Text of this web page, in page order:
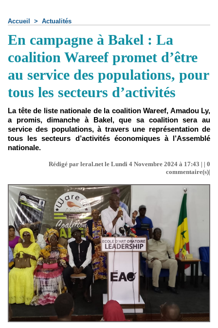
Accueil > Actualités
En campagne à Bakel : La
coalition Wareef promet d’être
au service des populations, pour
tous les secteurs d’activités
La tête de liste nationale de la coalition Wareef, Amadou Ly,
a promis, dimanche à Bakel, que sa coalition sera au
service des populations, à travers une représentation de
tous les secteurs d’activités économiques à l’Assemblé
nationale.
Rédigé par leral.net le Lundi 4 Novembre 2024 à 17:43 | | 0
commentaire(s)|